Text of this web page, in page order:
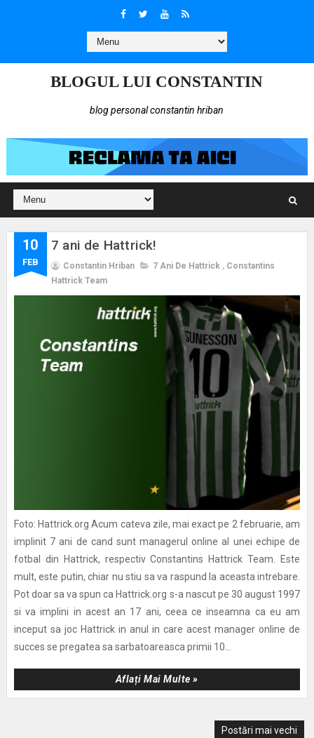
BLOGUL LUI CONSTANTIN
blog personal constantin hriban
10
FEB
7 ani de Hattrick!
Constantin Hriban 7 Ani De Hattrick , Constantins
Hattrick Team
Foto: Hattrick.org Acum cateva zile, mai exact pe 2 februarie, am
implinit 7 ani de cand sunt managerul online al unei echipe de
fotbal din Hattrick, respectiv Constantins Hattrick Team. Este
mult, este putin, chiar nu stiu sa va raspund la aceasta intrebare.
Pot doar sa va spun ca Hattrick.org s-a nascut pe 30 august 1997
si va implini in acest an 17 ani, ceea ce inseamna ca eu am
inceput sa joc Hattrick in anul in care acest manager online de
succes se pregatea sa sarbatoareasca primii 10...
Aflați Mai Multe »
Postări mai vechi